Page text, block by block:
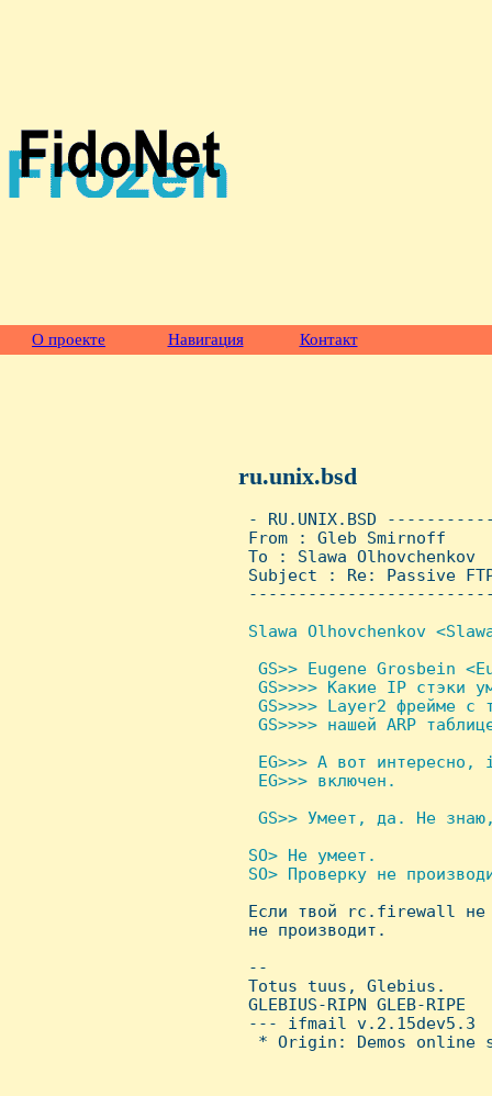
О проекте Навигация Контакт
ru.unix.bsd
- RU.UNIX.BSD
From : Gleb Smirnoff
To : Slawa Olhovchenkov
Subject : Re: Passive
Slawa Olhovchenkov
GS>> Eugene Grosbein
GS>>>> Какие IP стэки
GS>>>> Layer2 фрейме с
GS>>>> нашей ARP
EG>>> А вот интересно,
  EG>>> включен.
GS>> Умеет, да. Hе
SO> Hе умеет.
SO> Проверку не
Если твой rc.firewall не
не производит.
--
Totus tuus, Glebius.
GLEBIUS-RIPN GLEB-RIPE
--- ifmail v.2.15dev5.3
* Origin: Demos online